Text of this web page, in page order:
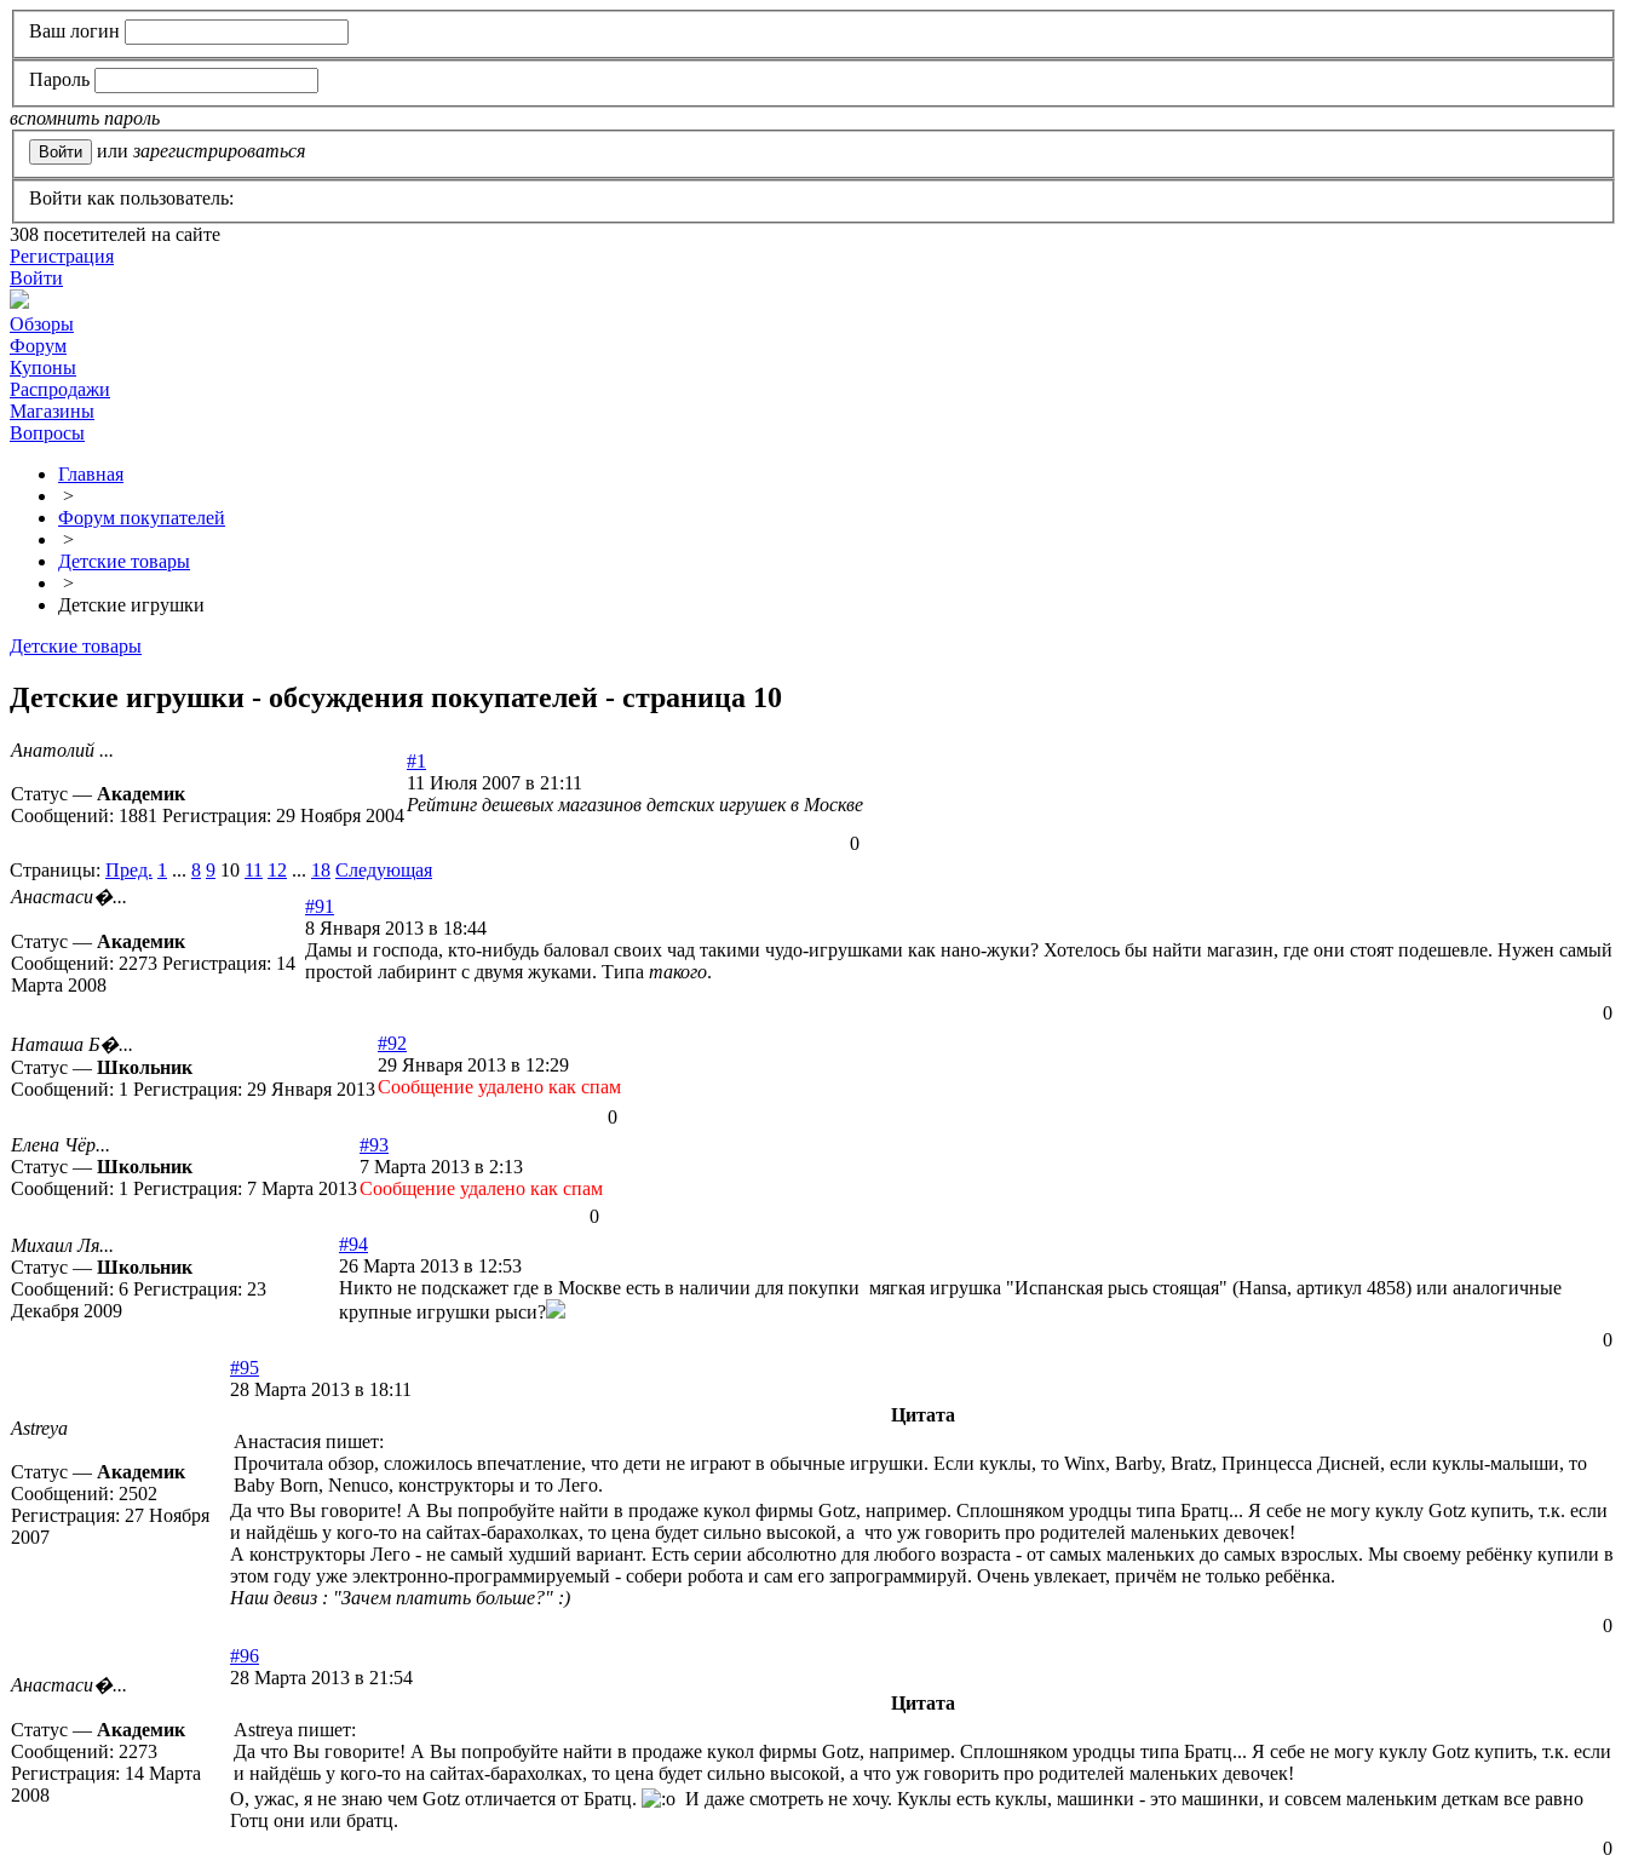
Ваш логин
Пароль
вспомнить пароль
или зарегистрироваться
Войти как пользователь:
308 посетителей на сайте
Регистрация
Войти
Обзоры
Форум
Купоны
Распродажи
Магазины
Вопросы
Главная
>
Форум покупателей
>
Детские товары
>
Детские игрушки
Детские товары
Детские игрушки - обсуждения покупателей - страница 10
Анатолий ...
Статус — Академик
Сообщений: 1881 Регистрация: 29 Ноября 2004
#1
11 Июля 2007 в 21:11
Рейтинг дешевых магазинов детских игрушек в Москве
0
Страницы: Пред. 1 ... 8 9 10 11 12 ... 18 Следующая
Анастаси�...
Статус — Академик
Сообщений: 2273 Регистрация: 14
Марта 2008
#91
8 Января 2013 в 18:44
Дамы и господа, кто-нибудь баловал своих чад такими чудо-игрушками как нано-жуки? Хотелось бы найти магазин, где они стоят подешевле. Нужен самый
простой лабиринт с двумя жуками. Типа такого.
0
Наташа Б�...
Статус — Школьник
Сообщений: 1 Регистрация: 29 Января 2013
#92
29 Января 2013 в 12:29
Cообщение удалено как спам
0
Елена Чёр...
Статус — Школьник
Сообщений: 1 Регистрация: 7 Марта 2013
#93
7 Марта 2013 в 2:13
Cообщение удалено как спам
0
Михаил Ля...
Статус — Школьник
Сообщений: 6 Регистрация: 23
Декабря 2009
#94
26 Марта 2013 в 12:53
Никто не подскажет где в Москве есть в наличии для покупки мягкая игрушка "Испанская рысь стоящая" (Hansa, артикул 4858) или аналогичные
крупные игрушки рыси?
0
Astreya
Статус — Академик
Сообщений: 2502
Регистрация: 27 Ноября
2007
#95
28 Марта 2013 в 18:11
Цитата
Анастасия пишет:
Прочитала обзор, сложилось впечатление, что дети не играют в обычные игрушки. Если куклы, то Winx, Barby, Bratz, Принцесса Дисней, если куклы-малыши, то
Baby Born, Nenuco, конструкторы и то Лего.
Да что Вы говорите! А Вы попробуйте найти в продаже кукол фирмы Gotz, например. Сплошняком уродцы типа Братц... Я себе не могу куклу Gotz купить, т.к. если
и найдёшь у кого-то на сайтах-барахолках, то цена будет сильно высокой, а что уж говорить про родителей маленьких девочек!
А конструкторы Лего - не самый худший вариант. Есть серии абсолютно для любого возраста - от самых маленьких до самых взрослых. Мы своему ребёнку купили в
этом году уже электронно-программируемый - собери робота и сам его запрограммируй. Очень увлекает, причём не только ребёнка.
Наш девиз : "Зачем платить больше?" :)
0
Анастаси�...
Статус — Академик
Сообщений: 2273
Регистрация: 14 Марта
2008
#96
28 Марта 2013 в 21:54
Цитата
Astreya пишет:
Да что Вы говорите! А Вы попробуйте найти в продаже кукол фирмы Gotz, например. Сплошняком уродцы типа Братц... Я себе не могу куклу Gotz купить, т.к. если
и найдёшь у кого-то на сайтах-барахолках, то цена будет сильно высокой, а что уж говорить про родителей маленьких девочек!
О, ужас, я не знаю чем Gotz отличается от Братц.
И даже смотреть не хочу. Куклы есть куклы, машинки - это машинки, и совсем маленьким деткам все равно
Готц они или братц.
0